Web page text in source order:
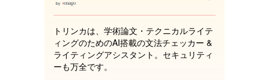
トリンカは、学術論文・テクニカルライテ
ィングのためのAI搭載の文法チェッカー &
ライティングアシスタント。セキュリティ
ーも万全です。